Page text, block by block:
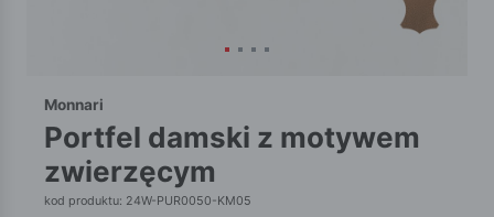
Monnari
portfel damski z motywem
zwierzęcym
kod produktu: 24W-PUR0050-KM05